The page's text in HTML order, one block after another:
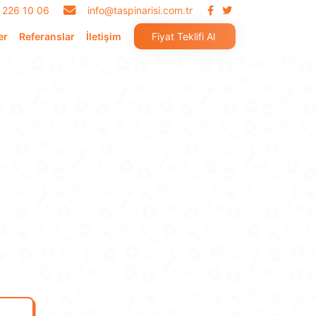
10 06 info@taspinarisi.com.tr
Referanslar İletişim Fiyat Teklifi Al